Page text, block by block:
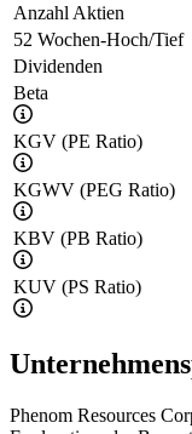
Anzahl Aktien
52 Wochen-Hoch/Tief
Dividenden
Beta
KGV (PE Ratio)
KGWV (PEG Ratio)
KBV (PB Ratio)
KUV (PS Ratio)
Phenom Resources